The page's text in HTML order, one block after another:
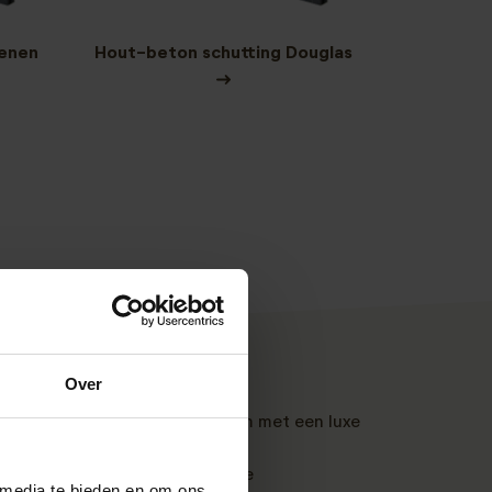
Over
Hout-beton schutting Douglas
robuust en onderhoudsarm met een luxe
roodbruine kleur en hoge